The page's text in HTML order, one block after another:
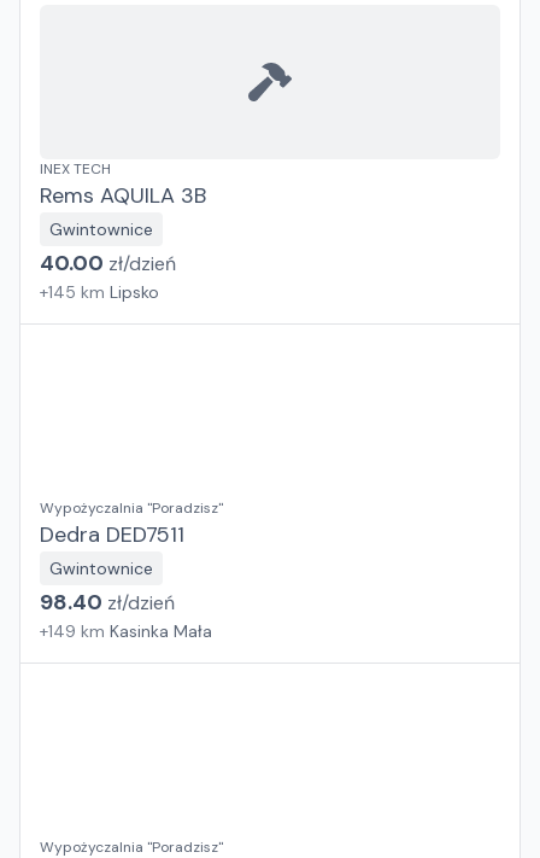
INEX TECH
Rems AQUILA 3B
Gwintownice
40.00 zł/dzień
+145 km Lipsko
Wypożyczalnia "Poradzisz"
Dedra DED7511
Gwintownice
98.40 zł/dzień
+149 km Kasinka Mała
Wypożyczalnia "Poradzisz"